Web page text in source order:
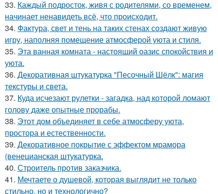
33. Каждый подросток, живя с родителями, со временем,
начинает ненавидеть всё, что происходит.
34. Фактура, свет и тень на таких стенах создают живую
игру, наполняя помещение атмосферой уюта и стиля.
35. Эта ванная комната - настоящий оазис спокойствия и
уюта.
36. Декоративная штукатурка "Песочный Шёлк": магия
текстуры и света.
37. Куда исчезают рулетки - загадка, над которой ломают
голову даже опытные прорабы.
38. Этот дом объединяет в себе атмосферу уюта,
простора и естественности.
39. Декоративное покрытие с эффектом мрамора
(венецианская штукатурка.
40. Строитель против заказчика.
41. Мечтаете о душевой, которая выглядит не только
стильно, но и технологично?